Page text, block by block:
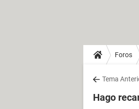
Foros
Tema
Hago